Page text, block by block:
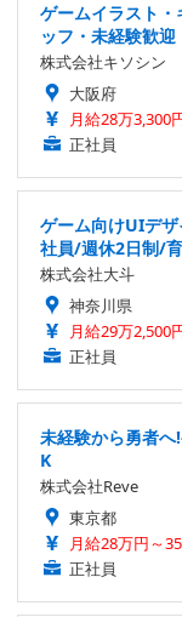
ゲームイラスト・
ッフ・未経験歓
株式会社キソシン
大阪府
月給28万3,300
正社員
ゲーム向けUIデ
社員/週休2日制/
株式会社大斗
神奈川県
月給29万2,500
正社員
未経験から勇者
K
株式会社Reve
東京都
月給28万円～
正社員